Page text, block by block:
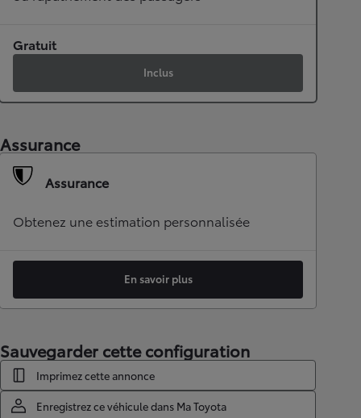
Gratuit
Inclus
Assurance
Assurance
Obtenez une estimation personnalisée
En savoir plus
Sauvegarder cette configuration
Imprimez cette annonce
Enregistrez ce véhicule dans Ma Toyota